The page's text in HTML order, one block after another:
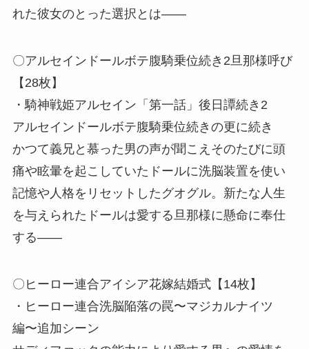
れた彼女のとった選択とは――
〇アルセインドールボテ腹騎乗位続き2旦那様呼び
【28枚】
・騎神戦姫アルセイン「第一話」後日譚続き2
アルセインドールボテ腹騎乗位続きの更に続き
かつて義兄と慕った男の声が聞こえそのたびに頭
痛や眩暈を起こしていたドールに洗脳装置を使い
記憶や人格をリセットしたグオグル。新たな人生
を与えられたドールは愛する旦那様に懸命に奉仕
する――
〇ヒーロー連合アイシア花嫁結婚式【14枚】
・ヒーロー連合洗脳陥落の罠〜マジカルナイツ
編〜追加シーン